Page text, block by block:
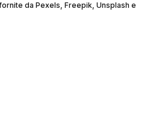
da Pexels, Freepik, Unsplash e